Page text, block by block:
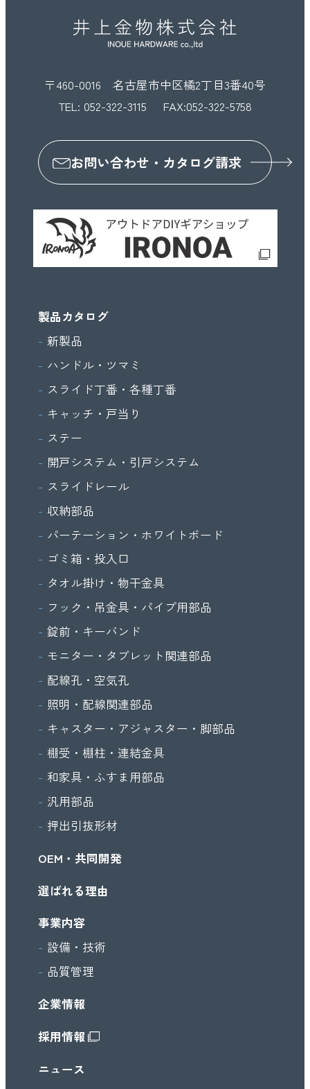
〒460-0016 名古屋市中区橘2丁目3番40号
TEL: 052-322-3115 FAX:052-322-5758
お問い合わせ・カタログ請求
製品カタログ
新製品
ハンドル・ツマミ
スライド丁番・各種丁番
キャッチ・戸当り
ステー
開戸システム・引戸システム
スライドレール
収納部品
パーテーション・ホワイトボード
ゴミ箱・投入口
タオル掛け・物干金具
フック・吊金具・パイプ用部品
錠前・キーバンド
モニター・タブレット関連部品
配線孔・空気孔
照明・配線関連部品
キャスター・アジャスター・脚部品
棚受・棚柱・連結金具
和家具・ふすま用部品
汎用部品
押出引抜形材
OEM・共同開発
選ばれる理由
事業内容
設備・技術
品質管理
企業情報
採用情報
ニュース